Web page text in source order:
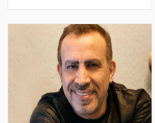
verib. . Bəstənin sözləri Rafael
Şabanova, musiqisi is